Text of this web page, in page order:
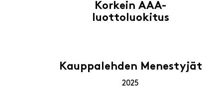
Korkein AAA-
luottoluokitus
Kauppalehden Menestyjät
2025